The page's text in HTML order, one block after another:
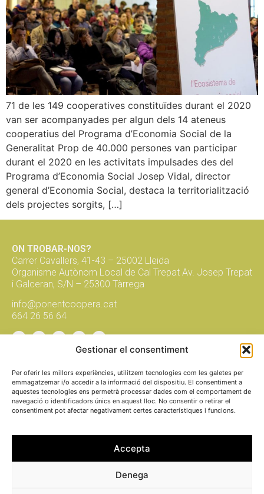
Gestionar el consentiment
Per oferir les millors experiències, utilitzem tecnologies com les galetes per
emmagatzemar i/o accedir a la informació del dispositiu. El consentiment a
aquestes tecnologies ens permetrà processar dades com el comportament de
navegació o identificadors únics en aquest lloc. No consentir o retirar el
consentiment pot afectar negativament certes característiques i funcions.
Accepta
Denega
71 de les 149 cooperatives constituïdes durant el 2020
van ser acompanyades per algun dels 14 ateneus
cooperatius del Programa d’Economia Social de la
Generalitat Prop de 40.000 persones van participar
durant el 2020 en les activitats impulsades des del
Programa d’Economia Social Josep Vidal, director
general d’Economia Social, destaca la territorialització
dels projectes sorgits, […]
PROMOU I
FINANÇA
ON TROBAR-NOS?
Carrer Cavallers, 41-43 – 25002 Lleida
Organisme Autònom Local de Cal Trepat Av. Josep Trepat
i Galceran, S/N – 25300 Tàrrega
info@ponentcoopera.cat
664 26 56 64
Suma't a la xarxa, subscriu-te al
butlletí!
envia